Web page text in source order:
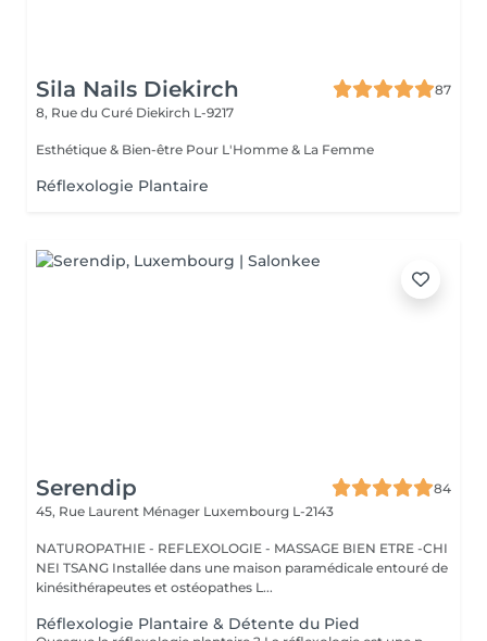
Sila Nails Diekirch
87
8, Rue du Curé Diekirch L-9217
Esthétique & Bien-être Pour L'Homme & La Femme
Réflexologie Plantaire
Serendip
84
45, Rue Laurent Ménager Luxembourg L-2143
NATUROPATHIE - REFLEXOLOGIE - MASSAGE BIEN ETRE -CHI
NEI TSANG Installée dans une maison paramédicale entouré de
kinésithérapeutes et ostéopathes L...
Réflexologie Plantaire & Détente du Pied